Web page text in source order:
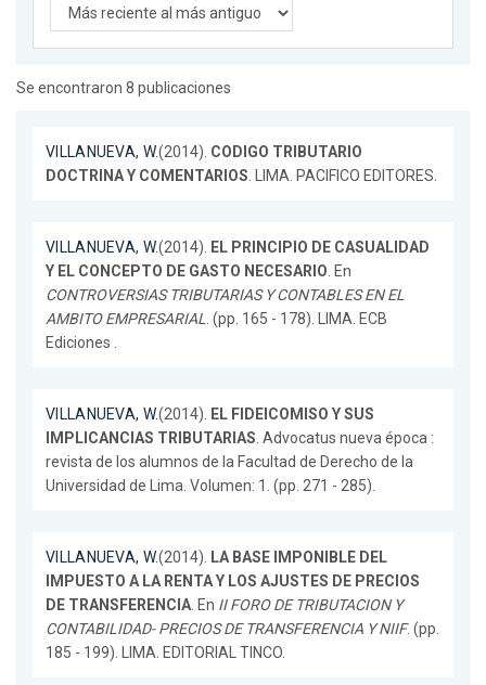
Se encontraron 8 publicaciones
VILLANUEVA, W.(2014). CODIGO TRIBUTARIO
DOCTRINA Y COMENTARIOS. LIMA. PACIFICO EDITORES.
VILLANUEVA, W.(2014). EL PRINCIPIO DE CASUALIDAD
Y EL CONCEPTO DE GASTO NECESARIO. En
CONTROVERSIAS TRIBUTARIAS Y CONTABLES EN EL
AMBITO EMPRESARIAL. (pp. 165 - 178). LIMA. ECB
Ediciones .
VILLANUEVA, W.(2014). EL FIDEICOMISO Y SUS
IMPLICANCIAS TRIBUTARIAS. Advocatus nueva época :
revista de los alumnos de la Facultad de Derecho de la
Universidad de Lima. Volumen: 1. (pp. 271 - 285).
VILLANUEVA, W.(2014). LA BASE IMPONIBLE DEL
IMPUESTO A LA RENTA Y LOS AJUSTES DE PRECIOS
DE TRANSFERENCIA. En II FORO DE TRIBUTACION Y
CONTABILIDAD- PRECIOS DE TRANSFERENCIA Y NIIF. (pp.
185 - 199). LIMA. EDITORIAL TINCO.